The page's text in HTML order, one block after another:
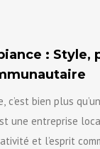
: Style,
c’est bien plus
une entreprise
et l’esprit